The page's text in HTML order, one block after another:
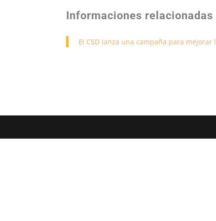
Informaciones relacionadas
El CSD lanza una campaña para